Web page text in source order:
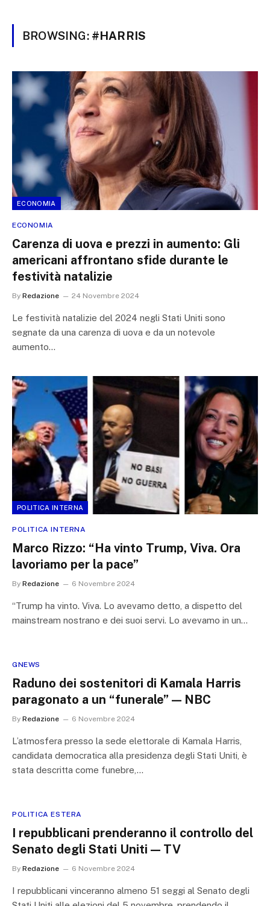
BROWSING: #HARRIS
ECONOMIA
ECONOMIA
Carenza di uova e prezzi in aumento: Gli
americani affrontano sfide durante le
festività natalizie
By Redazione 24 Novembre 2024
Le festività natalizie del 2024 negli Stati Uniti sono
segnate da una carenza di uova e da un notevole
aumento…
POLITICA INTERNA
POLITICA INTERNA
Marco Rizzo: “Ha vinto Trump, Viva. Ora
lavoriamo per la pace”
By Redazione 6 Novembre 2024
“Trump ha vinto. Viva. Lo avevamo detto, a dispetto del
mainstream nostrano e dei suoi servi. Lo avevamo in un…
GNEWS
Raduno dei sostenitori di Kamala Harris
paragonato a un “funerale” — NBC
By Redazione 6 Novembre 2024
L’atmosfera presso la sede elettorale di Kamala Harris,
candidata democratica alla presidenza degli Stati Uniti, è
stata descritta come funebre,…
POLITICA ESTERA
I repubblicani prenderanno il controllo del
Senato degli Stati Uniti — TV
By Redazione 6 Novembre 2024
I repubblicani vinceranno almeno 51 seggi al Senato degli